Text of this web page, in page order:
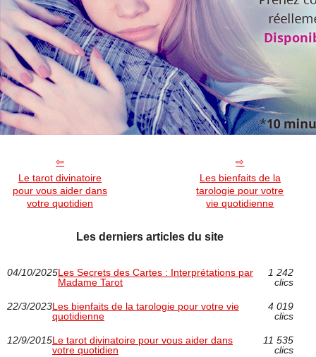
Le tarot divinatoire
pour vous aider dans
votre quotidien
Les bienfaits de la
tarologie pour votre
vie quotidienne
Les derniers articles du site
04/10/2025Les Secrets des Cartes : Interprétations par
Madame Tarot
1 242
clics
22/3/2023Les bienfaits de la tarologie pour votre vie
quotidienne
4 019
clics
12/9/2015Le tarot divinatoire pour vous aider dans
votre quotidien
11 535
clics